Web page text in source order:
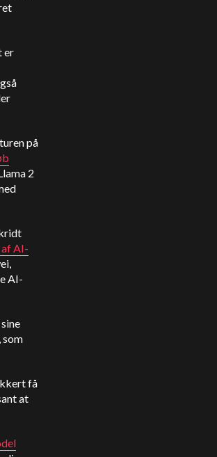
er
på
2
AI-
AI-
som
få
at